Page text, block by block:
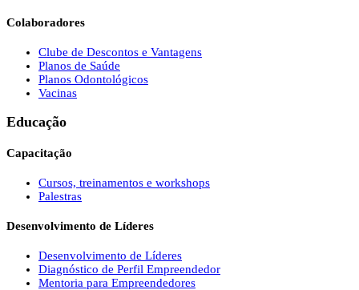
Colaboradores
Clube de Descontos e Vantagens
Planos de Saúde
Planos Odontológicos
Vacinas
Educação
Capacitação
Cursos, treinamentos e workshops
Palestras
Desenvolvimento de Líderes
Desenvolvimento de Líderes
Diagnóstico de Perfil Empreendedor
Mentoria para Empreendedores